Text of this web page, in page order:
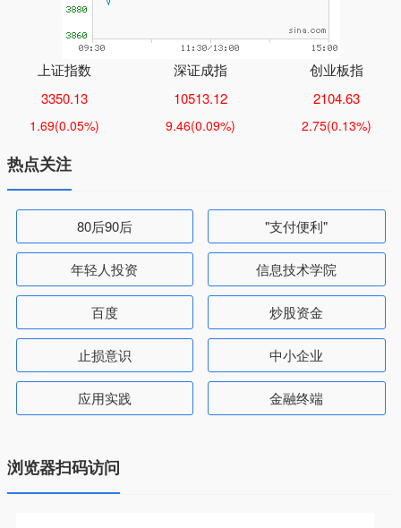
上证指数
3350.13
1.69(0.05%)
深证成指
10513.12
9.46(0.09%)
创业板指
2104.63
2.75(0.13%)
热点关注
80后90后 "支付便利"
年轻人投资 信息技术学院
百度 炒股资金
止损意识 中小企业
应用实践 金融终端
浏览器扫码访问